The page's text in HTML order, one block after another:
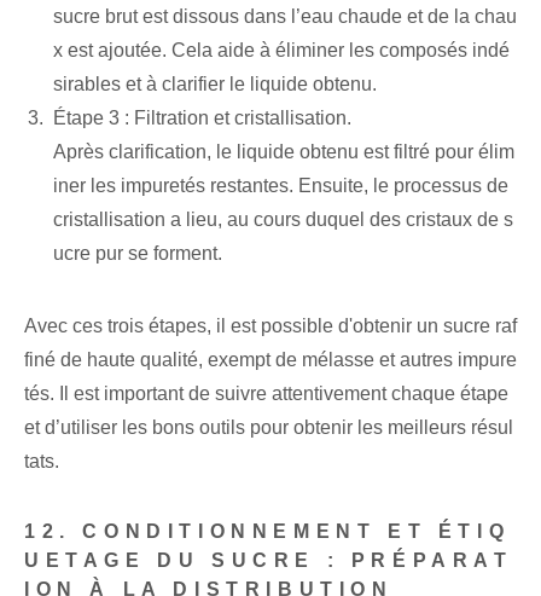
sucre brut est dissous dans l’eau chaude et de la chau
x est ajoutée. Cela aide à éliminer les composés indé
sirables et à clarifier le liquide obtenu.
Étape 3 : Filtration et cristallisation.
Après clarification, le liquide obtenu est filtré pour élim
iner les impuretés restantes. Ensuite, le processus de
cristallisation a lieu, au cours duquel des cristaux de s
ucre pur se forment.
Avec ces trois étapes, il est possible d'obtenir un sucre raf
finé de haute qualité, exempt de mélasse et autres impure
tés. Il est important de suivre attentivement chaque étape
et d’utiliser les bons outils pour obtenir les meilleurs résul
tats.
12. CONDITIONNEMENT ET ÉTIQ
UETAGE DU SUCRE : PRÉPARAT
ION À LA DISTRIBUTION